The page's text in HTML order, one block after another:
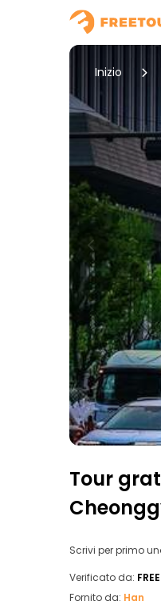
Inizio
Tour
Scrivi per primo
Verificato da:
Fornito da: Han